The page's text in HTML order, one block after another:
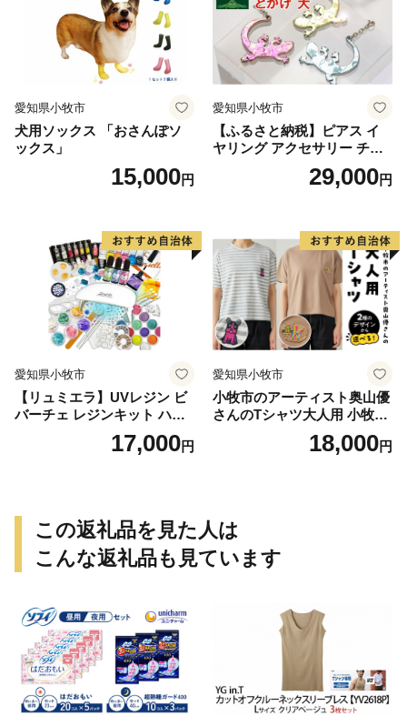
愛知県小牧市
犬用ソックス 「おさんぽソ
ックス」
15,000円
愛知県小牧市
【ふるさと納税】ピアス イ
ヤリング アクセサリー チタ
ン とかげ 計6種 金属アレル
ギー対応 軽い ピンク イエロ
贈答用 オリジナル ハンドメ
イド 純チタン 送料無料
29,000円
愛知県小牧市
【リュミエラ】UVレジン ビ
バーチェ レジンキット ハン
ドメイド レジンクラフト ア
クセサリーキット 手作り セ
17,000円
愛知県小牧市
小牧市のアーティスト奥山優
さんのTシャツ大人用 小牧市
18,000円
この返礼品を見た人は
こんな返礼品も見ています